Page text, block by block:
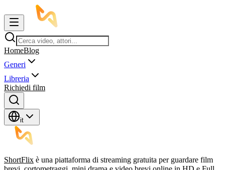
HomeBlog
Generi
Libreria
Richiedi film
it
ShortFlix è una piattaforma di streaming gratuita per guardare film